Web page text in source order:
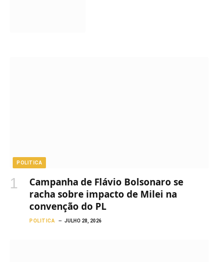
POLITICA
Campanha de Flávio Bolsonaro se
racha sobre impacto de Milei na
convenção do PL
POLITICA JULHO 28, 2026